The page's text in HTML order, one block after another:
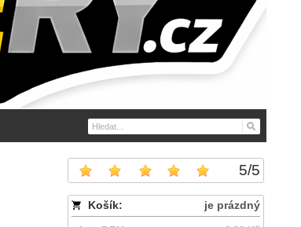
5/5
Košík:
je prázdný